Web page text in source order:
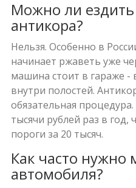
Можно ли
антикора?
Нельзя. Особенно в
начинает ржаветь уже
машина стоит в гараже -
внутри полостей.
обязательная
тысячи рублей раз в год,
пороги за 20 тысяч.
Как часто
автомобиля?